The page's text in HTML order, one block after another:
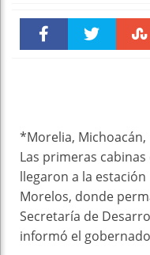
*Morelia,
Las primeras
llegaron a la
Morelos, donde
Secretaría de
informó el